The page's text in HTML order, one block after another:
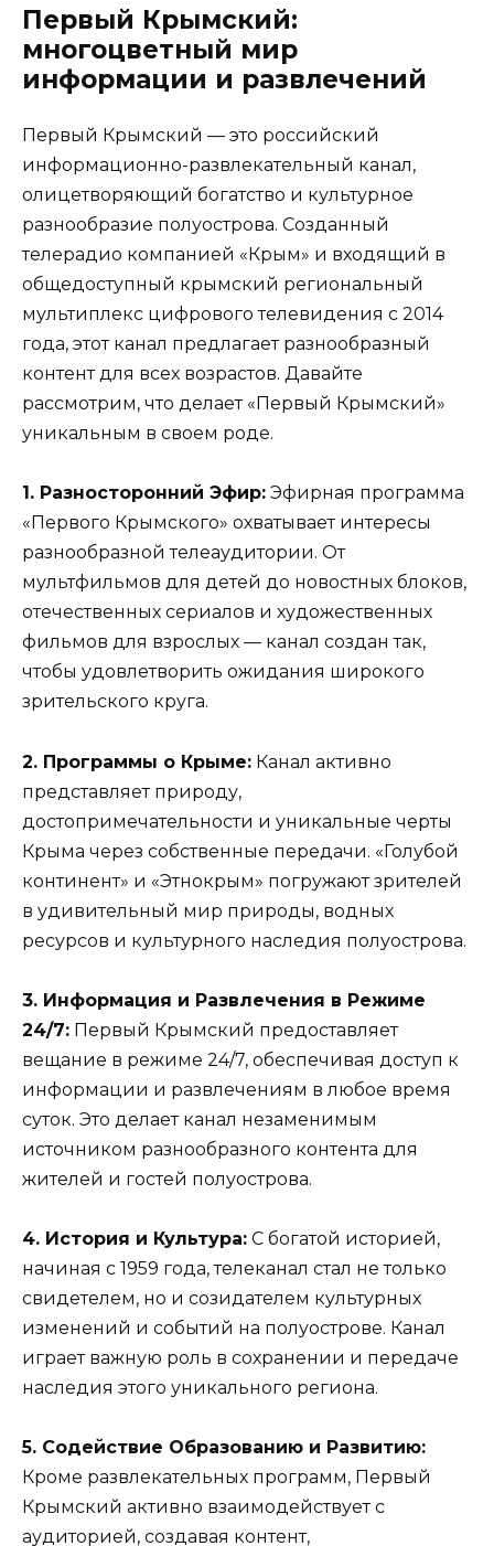
Первый Крымский:
многоцветный мир
информации и развлечений
Первый Крымский — это российский
информационно-развлекательный канал,
олицетворяющий богатство и культурное
разнообразие полуострова. Созданный
телерадио компанией «Крым» и входящий в
общедоступный крымский региональный
мультиплекс цифрового телевидения с 2014
года, этот канал предлагает разнообразный
контент для всех возрастов. Давайте
рассмотрим, что делает «Первый Крымский»
уникальным в своем роде.
1. Разносторонний Эфир: Эфирная программа
«Первого Крымского» охватывает интересы
разнообразной телеаудитории. От
мультфильмов для детей до новостных блоков,
отечественных сериалов и художественных
фильмов для взрослых — канал создан так,
чтобы удовлетворить ожидания широкого
зрительского круга.
2. Программы о Крыме: Канал активно
представляет природу,
достопримечательности и уникальные черты
Крыма через собственные передачи. «Голубой
континент» и «Этнокрым» погружают зрителей
в удивительный мир природы, водных
ресурсов и культурного наследия полуострова.
3. Информация и Развлечения в Режиме
24/7: Первый Крымский предоставляет
вещание в режиме 24/7, обеспечивая доступ к
информации и развлечениям в любое время
суток. Это делает канал незаменимым
источником разнообразного контента для
жителей и гостей полуострова.
4. История и Культура: С богатой историей,
начиная с 1959 года, телеканал стал не только
свидетелем, но и созидателем культурных
изменений и событий на полуострове. Канал
играет важную роль в сохранении и передаче
наследия этого уникального региона.
5. Содействие Образованию и Развитию:
Кроме развлекательных программ, Первый
Крымский активно взаимодействует с
аудиторией, создавая контент,